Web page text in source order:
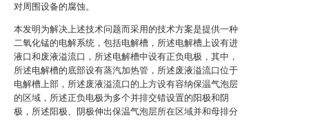
对周围设备的腐蚀。
本发明为解决上述技术问题而采用的技术方案是提供一种
二氧化锰的电解系统，包括电解槽，所述电解槽上设有进
液口和废液溢流口，所述电解槽中设有正负电极，其中，
所述电解槽的底部设有蒸汽加热管，所述废液溢流口位于
电解槽上部，所述废液溢流口的上方设有容纳保温气泡层
的区域，所述正负电极为多个并排交错设置的阳极和阴
极，所述阳极、阴极伸出保温气泡层所在区域并和母排分